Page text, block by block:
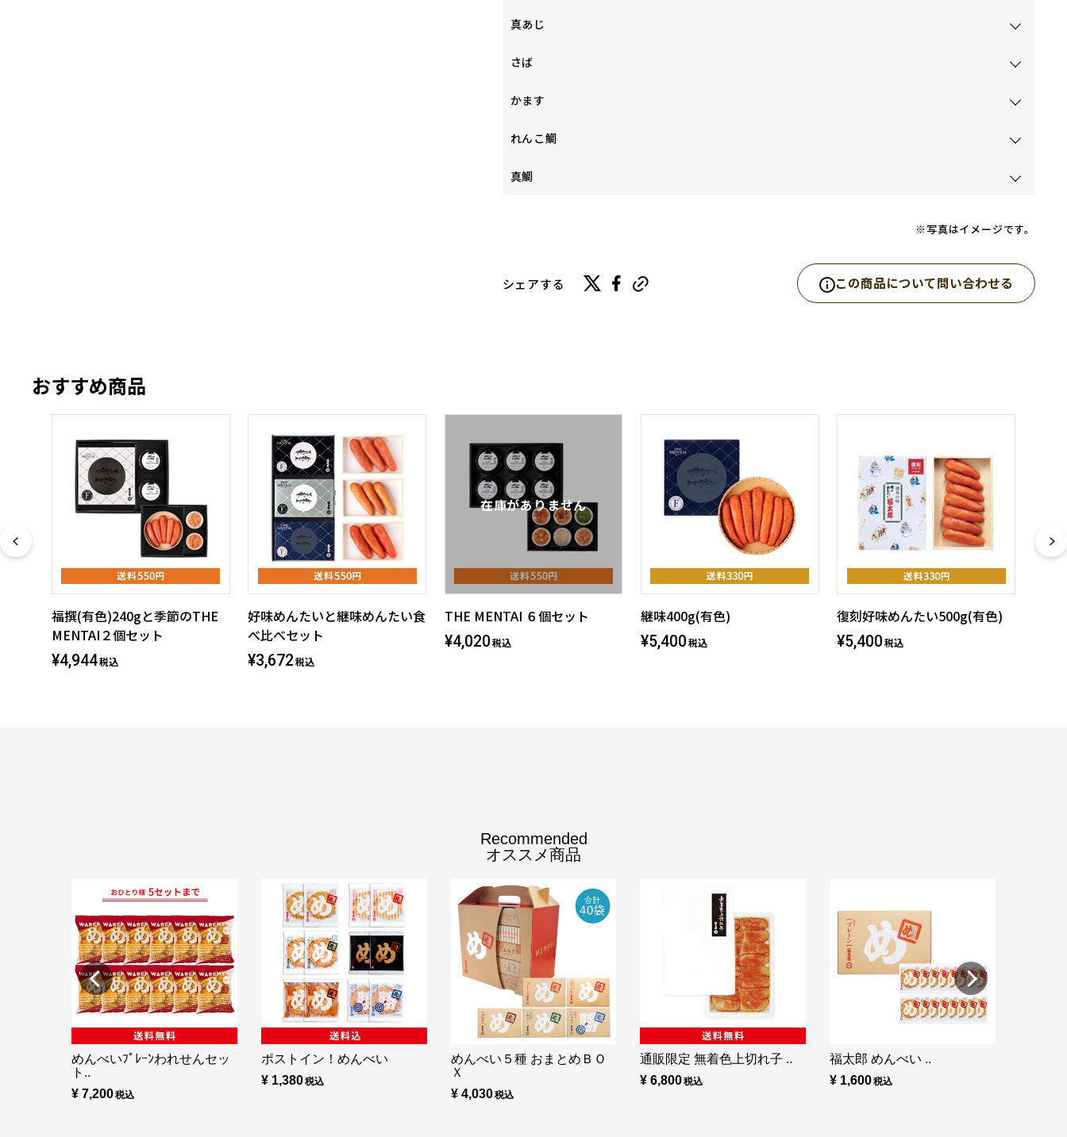
真あじ
さば
かます
れんこ鯛
真鯛
※写真はイメージです。
シェアする この商品について問い合わせる
おすすめ商品
福撰(有色)240gと季節のTHE
MENTAI２個セット
¥4,944税込
好味めんたいと継味めんたい食
べ比べセット
¥3,672 税込
THE MENTAI ６個セット
¥4,020 税込
継味400g(有色)
¥5,400 税込
復刻好味めんたい500g(有色)
¥5,400 税込
Recommended
オススメ商品
めんべいﾌﾟﾚｰﾝわれせんセッ
ト..
¥ 7,200
ポストイン！めんべい
¥ 1,380
めんべい５種 おまとめＢＯ
Ｘ
¥ 4,030
通販限定 無着色上切れ子 ..
¥ 6,800
福太郎 めんべい ..
¥ 1,600